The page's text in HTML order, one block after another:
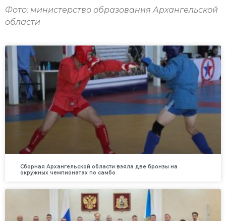
Фото: министерство образования Архангельской
области
Сборная Архангельской области взяла две бронзы на
окружных чемпионатах по самбо